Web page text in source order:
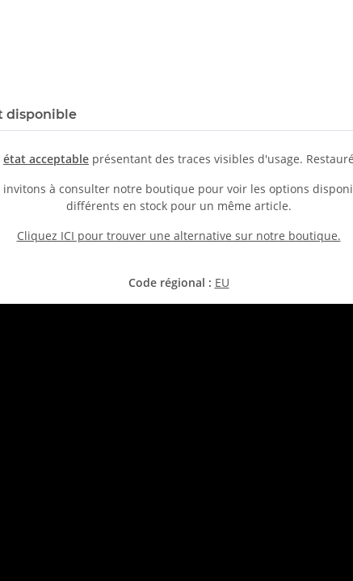
disponible
état acceptable présentant des traces visibles d'usage.
à consulter notre boutique pour voir les options
différents en stock pour un même article.
Cliquez ICI pour trouver une alternative sur notre boutique.
Code régional : EU